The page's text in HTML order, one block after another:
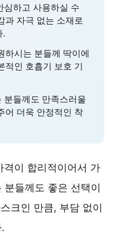
심하고 사용하실 수
과 자극 없는 소재로
.
하시는 분들께 딱이에
적인 호흡기 보호 기
분들께도 만족스러울
어 더욱 안정적인 착
이 합리적이어서 가
분들께도 좋은 선택이
크인 만큼, 부담 없이